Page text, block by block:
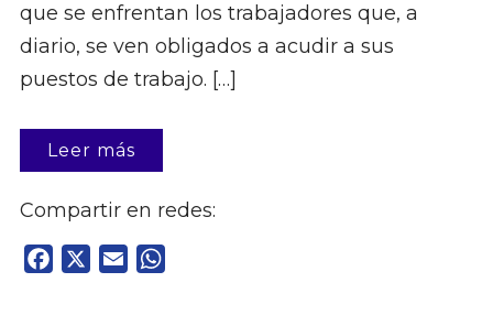
que se enfrentan los trabajadores que, a
diario, se ven obligados a acudir a sus
puestos de trabajo. […]
Leer más
Compartir en redes:
Facebook Email